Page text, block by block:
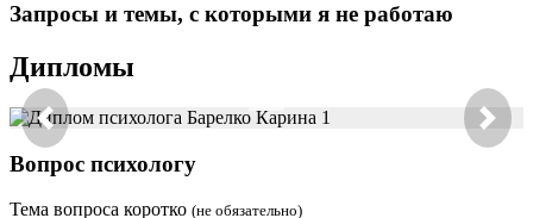
Запросы и темы, с которыми я не работаю
Дипломы
Вопрос психологу
Тема вопроса коротко (не обязательно)